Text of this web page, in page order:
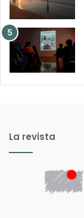
La revista